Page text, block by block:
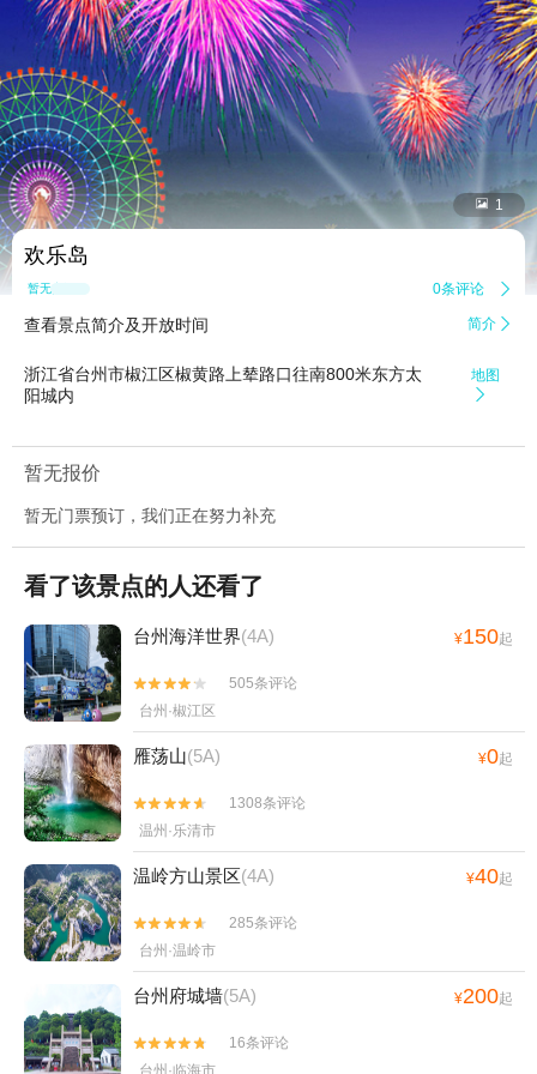
 1
欢乐岛
暂无点评 0条评论 
查看景点简介及开放时间 简介 
浙江省台州市椒江区椒黄路上辇路口往南800米东方太
阳城内
地图

暂无报价
暂无门票预订，我们正在努力补充
看了该景点的人还看了
台州海洋世界(4A) ¥150起


505条评论
台州·椒江区
雁荡山(5A) ¥0起


1308条评论
温州·乐清市
温岭方山景区(4A) ¥40起


285条评论
台州·温岭市
台州府城墙(5A) ¥200起


16条评论
